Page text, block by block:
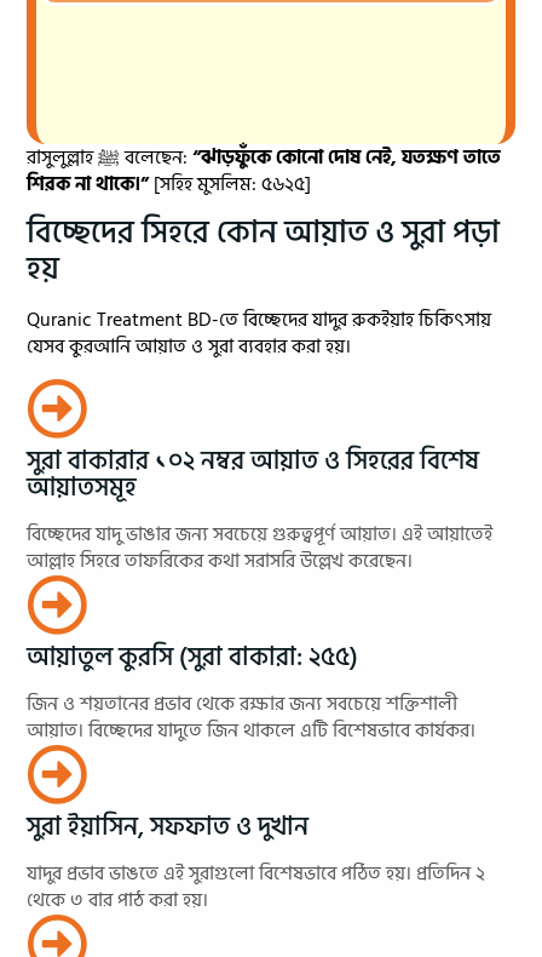
রাসুলুল্লাহ ﷺ বলেছেন:“ঝাড়ফুঁকে কোনো দোষ নেই, যতক্ষণ তাতে
শিরক না থাকে।”[সহিহ মুসলিম: ৫৬২৫]
বিচ্ছেদের সিহরে কোন আয়াত ও সুরা পড়া
হয়
Quranic Treatment BD-তে বিচ্ছেদের যাদুর রুকইয়াহ চিকিৎসায়
যেসব কুরআনি আয়াত ও সুরা ব্যবহার করা হয়।
সুরা বাকারার ১০২ নম্বর আয়াত ও সিহরের বিশেষ
আয়াতসমূহ
বিচ্ছেদের যাদু ভাঙার জন্য সবচেয়ে গুরুত্বপূর্ণ আয়াত। এই আয়াতেই
আল্লাহ সিহরে তাফরিকের কথা সরাসরি উল্লেখ করেছেন।
আয়াতুল কুরসি (সুরা বাকারা: ২৫৫)
জিন ও শয়তানের প্রভাব থেকে রক্ষার জন্য সবচেয়ে শক্তিশালী
আয়াত। বিচ্ছেদের যাদুতে জিন থাকলে এটি বিশেষভাবে কার্যকর।
সুরা ইয়াসিন, সফফাত ও দুখান
যাদুর প্রভাব ভাঙতে এই সুরাগুলো বিশেষভাবে পঠিত হয়। প্রতিদিন ২
থেকে ৩ বার পাঠ করা হয়।